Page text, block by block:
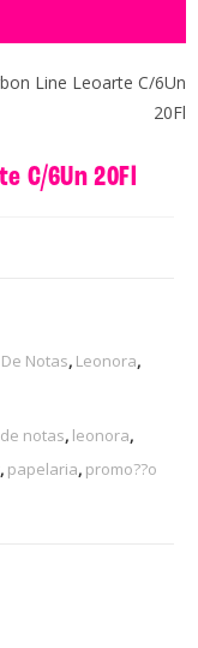
Line Leoarte C/6Un
20Fl
C/6Un 20Fl
Notas, Leonora,
notas, leonora,
, papelaria, promo??o